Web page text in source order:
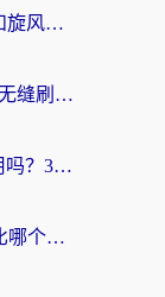
海外党必看：云极VPN好用吗？和旋风VPN对比哪个回国效果更好？附真实体验+选择攻略
海外党必看：如何选对4K VPN，无缝刷国内剧听网易云？
海外党必看：穿梭和奇游手游好用吗？3步选对回国加速器，流畅看CCTV5海外直播
穿梭VPN好用吗？和秒连VPN对比哪个回国效果更好？海外党亲测实用指南